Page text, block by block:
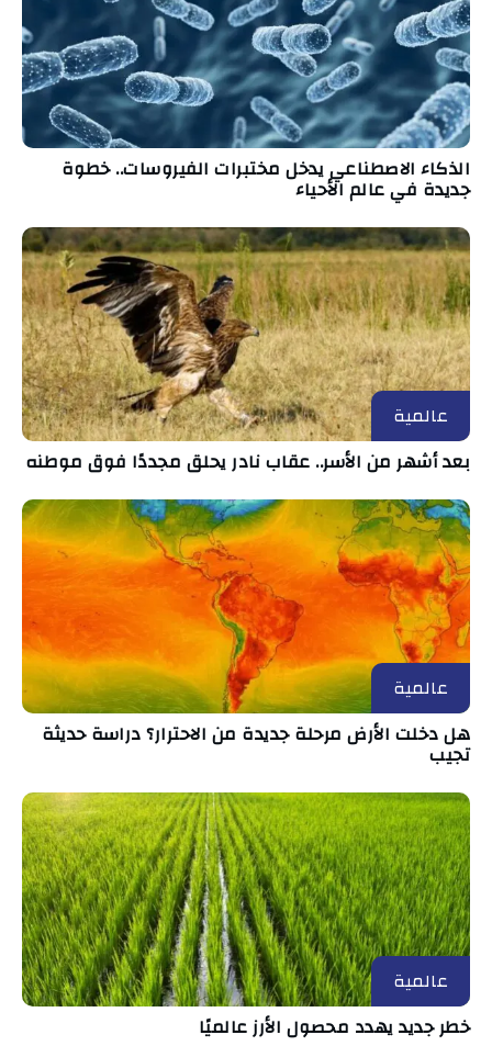
الذكاء الاصطناعي يدخل مختبرات الفيروسات.. خطوة
جديدة في عالم الأحياء
عالمية
بعد أشهر من الأسر.. عقاب نادر يحلق مجددًا فوق موطنه
عالمية
هل دخلت الأرض مرحلة جديدة من الاحترار؟ دراسة حديثة
تجيب
عالمية
خطر جديد يهدد محصول الأرز عالميًا